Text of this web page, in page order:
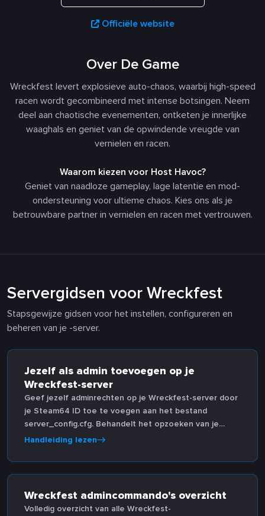
Officiële website
Over De Game
Wreckfest levert explosieve auto-chaos, waarbij high-speed
racen wordt gecombineerd met intense botsingen. Neem
deel aan chaotische evenementen, ontketen je innerlijke
waaghals en geniet van de opwindende vreugde van
vernielen en racen.
Waarom kiezen voor Host Havoc?
Geniet van naadloze gameplay, lage latentie en mod-
ondersteuning voor ultieme chaos. Kies ons als je
betrouwbare partner in vernielen en racen met vertrouwen.
Servergidsen voor Wreckfest
Stapsgewijze gidsen voor het instellen, configureren en
beheren van je -server.
Jezelf als admin toevoegen op je
Wreckfest-server
Geef jezelf adminrechten op je Wreckfest-server door
je Steam64 ID toe te voegen aan het bestand
server_config.cfg. Behandelt het opzoeken van je
Steam ID en het opslaan van de configuratie.
Handleiding lezen
Wreckfest admincommando's overzicht
Volledig overzicht van alle Wreckfest-